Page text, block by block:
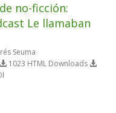
no-ficción:
Le llamaban
Seuma
1023 HTML Downloads